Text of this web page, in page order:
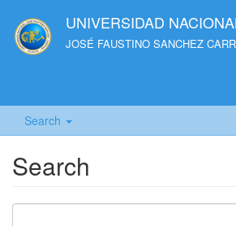
UNIVERSIDAD
JOSÉ FAUSTINO SANCHEZ
Search
Search